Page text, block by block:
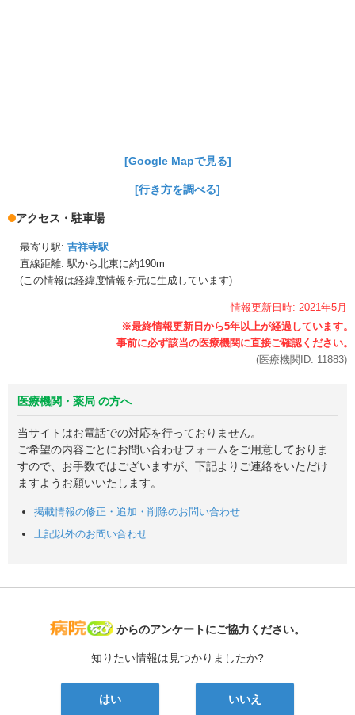
[Google Mapで見る]
[行き方を調べる]
アクセス・駐車場
最寄り駅: 吉祥寺駅
直線距離: 駅から北東に約190m
(この情報は経緯度情報を元に生成しています)
情報更新日時: 2021年5月
(医療機関ID: 11883)
医療機関・薬局 の方へ
当サイトはお電話での対応を行っておりません。
ご希望の内容ごとにお問い合わせフォームをご用意しておりま
すので、お手数ではございますが、下記よりご連絡をいただけ
ますようお願いいたします。
掲載情報の修正・追加・削除のお問い合わせ
上記以外のお問い合わせ
病院なび
からのアンケートにご協力ください。
知りたい情報は見つかりましたか?
はい いいえ